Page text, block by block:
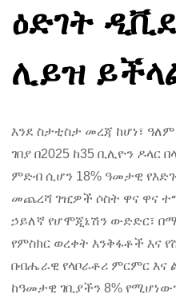
ዕድገት
ሊይዝ
እንደ ስታቲስታ መረጃ ከሆነ፣
ገበያ በ2025 ከ35 ቢሊዮን ዶላር
ምድብ ሲሆን 18% ዓመታዊ
መጨረሻ ገዢዎች ሶስት ዋና ዋና
ኃይለኛ የሆሞጂኔሽን ውድድር፣
የምስክር ወረቀት እንቅፋቶች እና
በብሔራዊ የላቦራቶሪ ምርምር እና
ከዓመታዊ ገቢያችን 8%